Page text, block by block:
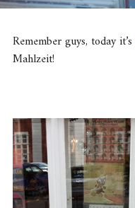
Remember guys, today it’s
Mahlzeit!